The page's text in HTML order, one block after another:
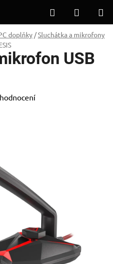
Hledat
KOŠÍK
doplňky /Sluchátka a mikrofony
USB